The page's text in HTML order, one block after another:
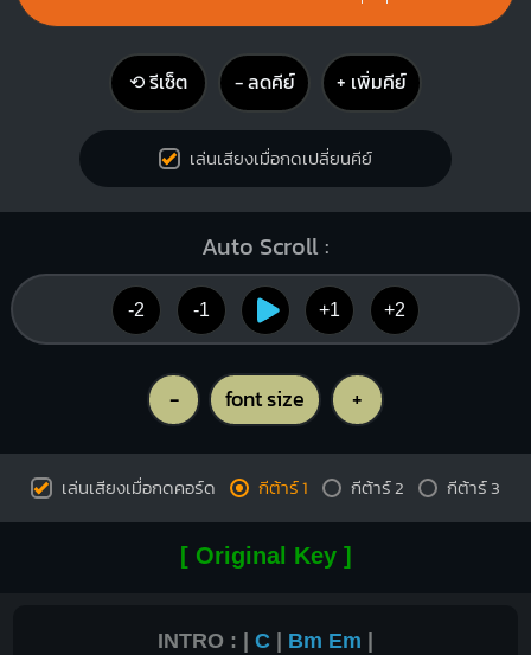
⟲ รีเซ็ต − ลดคีย์ + เพิ่มคีย์
เล่นเสียงเมื่อกดเปลี่ยนคีย์
Auto Scroll :
-2 -1 +1 +2
- font size +
เล่นเสียงเมื่อกดคอร์ด กีต้าร์ 1 กีต้าร์ 2 กีต้าร์ 3
[ Original Key ]
INTRO : | C | Bm Em |